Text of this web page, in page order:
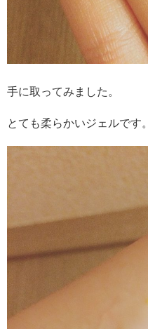
手に取ってみました。
とても柔らかいジェルです。